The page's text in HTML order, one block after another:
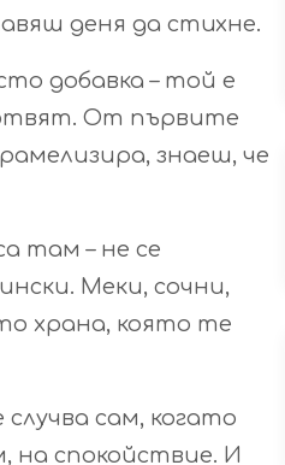
деня да стихне.
добавка – той е
От първите
знаеш, че
там – не се
Меки, сочни,
храна, която те
сам, когато
спокойствие. И